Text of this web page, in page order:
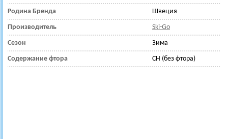
Родина Бренда Швеция
Производитель Ski-Go
Сезон Зима
Содержание фтора CH (без фтора)